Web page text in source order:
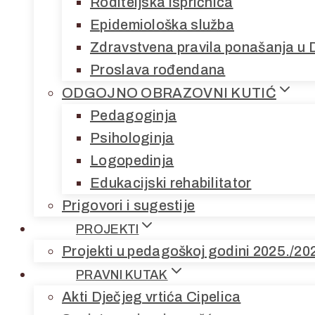
Epidemiološka služba
Zdravstvena pravila ponašanja u
Proslava rođendana
ODGOJNO OBRAZOVNI KUTIĆ
Pedagoginja
Psihologinja
Logopedinja
Edukacijski rehabilitator
Prigovori i sugestije
PROJEKTI
Projekti u pedagoškoj godini 2025./
PRAVNI KUTAK
Akti Dječjeg vrtića Cipelica